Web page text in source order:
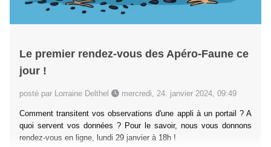
Le premier rendez-vous des Apéro-Faune ce
jour !
posté par Lorraine Delthel mercredi, 24. janvier 2024, 09:49
Comment transitent vos observations d'une appli à un portail ? A
quoi servent vos données ? Pour le savoir, nous vous donnons
rendez-vous en ligne, lundi 29 janvier à 18h !